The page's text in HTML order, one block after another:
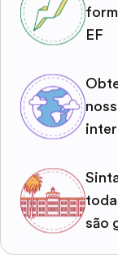
EF
são